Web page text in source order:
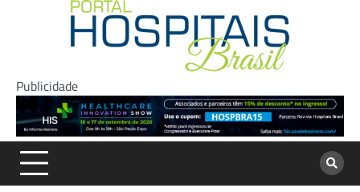
Publicidade